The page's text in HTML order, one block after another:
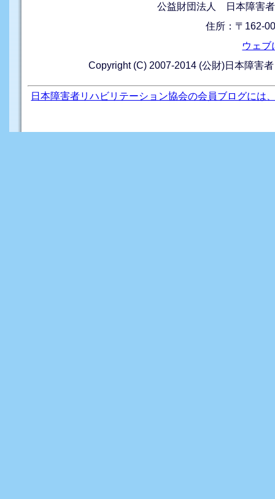
公益財団法人 日本障害
住所：〒162-
ウェブ
Copyright (C) 2007-2014 (公財)日本障害
日本障害者リハビリテーション協会の会員ブログには